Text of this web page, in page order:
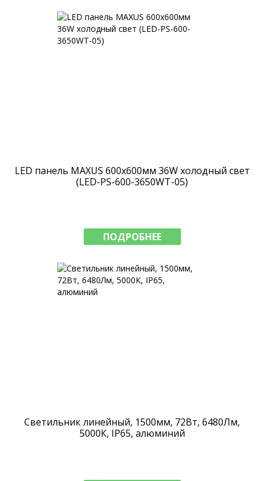
LED панель MAXUS 600х600мм 36W холодный свет
(LED-PS-600-3650WT-05)
ПОДРОБНЕЕ
Светильник линейный, 1500мм, 72Вт, 6480Лм,
5000К, IP65, алюминий